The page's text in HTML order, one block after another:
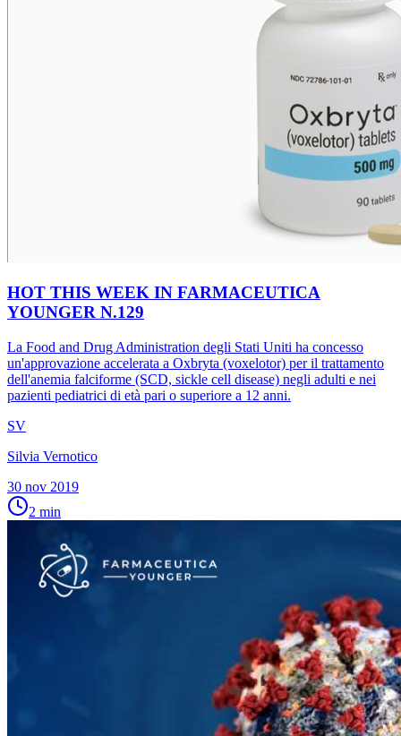
HOT THIS WEEK IN FARMACEUTICA
YOUNGER N.129
La Food and Drug Administration degli Stati Uniti ha concesso
un'approvazione accelerata a Oxbryta (voxelotor) per il trattamento
dell'anemia falciforme (SCD, sickle cell disease) negli adulti e nei
pazienti pediatrici di età pari o superiore a 12 anni.
SV
Silvia Vernotico
30 nov 2019
2 min